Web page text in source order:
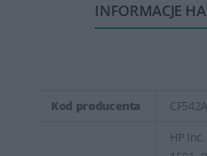
INFORMACJE
Kod producenta CF542A
HP Inc.